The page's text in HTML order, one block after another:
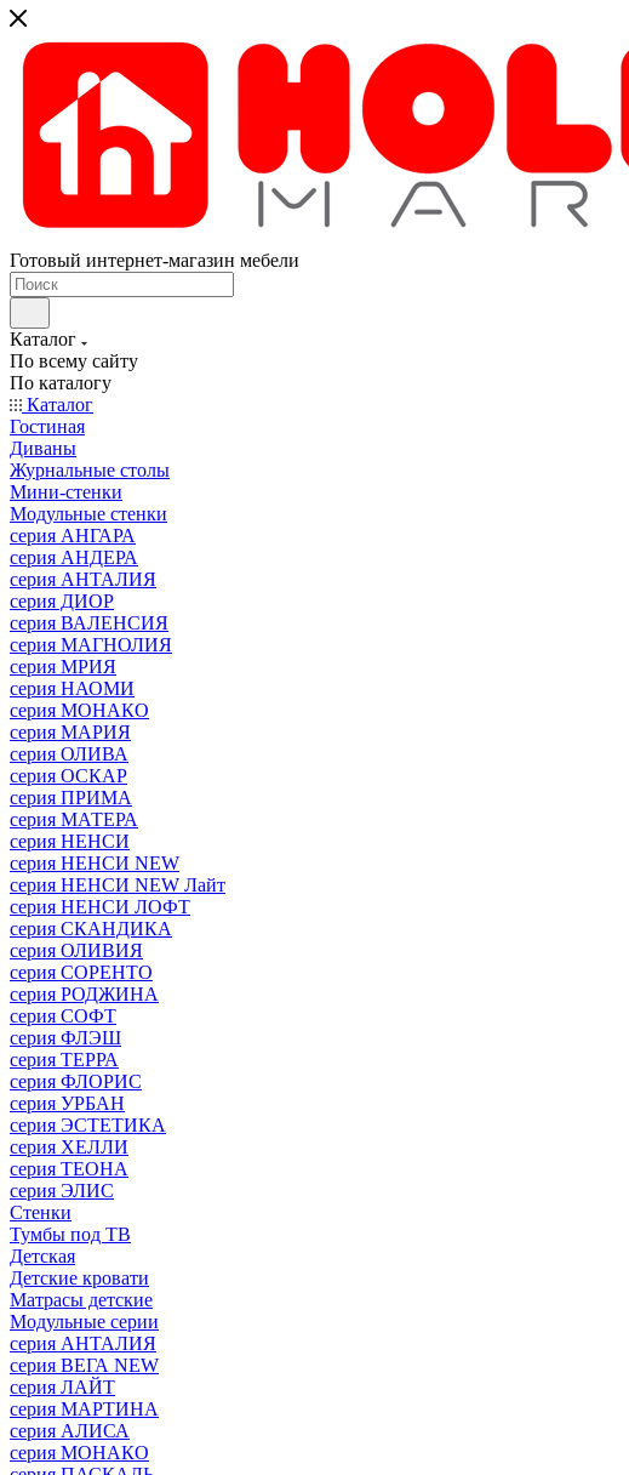
Готовый интернет-магазин мебели
Каталог
По всему сайту
По каталогу
Каталог
Гостиная
Диваны
Журнальные столы
Мини-стенки
Модульные стенки
серия АНГАРА
серия АНДЕРА
серия АНТАЛИЯ
серия ДИОР
серия ВАЛЕНСИЯ
серия МАГНОЛИЯ
серия МРИЯ
серия НАОМИ
серия МОНАКО
серия МАРИЯ
серия ОЛИВА
серия ОСКАР
серия ПРИМА
серия МАТЕРА
серия НЕНСИ
серия НЕНСИ NEW
серия НЕНСИ NEW Лайт
серия НЕНСИ ЛОФТ
серия СКАНДИКА
серия ОЛИВИЯ
серия СОРЕНТО
серия РОДЖИНА
серия СОФТ
серия ФЛЭШ
серия ТЕРРА
серия ФЛОРИС
серия УРБАН
серия ЭСТЕТИКА
серия ХЕЛЛИ
серия ТЕОНА
серия ЭЛИС
Стенки
Тумбы под ТВ
Детская
Детские кровати
Матрасы детские
Модульные серии
серия АНТАЛИЯ
серия ВЕГА NEW
серия ЛАЙТ
серия МАРТИНА
серия АЛИСА
серия МОНАКО